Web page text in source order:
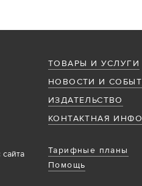
ТОВАРЫ И УСЛУГИ
НОВОСТИ И
ИЗДАТЕЛЬСТВО
КОНТАКТНАЯ
Тарифные планы
Помощь